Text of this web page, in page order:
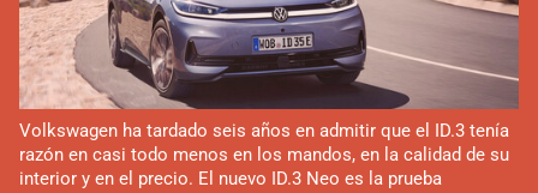
Volkswagen ha tardado seis años en admitir que el ID.3 tenía
razón en casi todo menos en los mandos, en la calidad de su
interior y en el precio. El nuevo ID.3 Neo es la prueba